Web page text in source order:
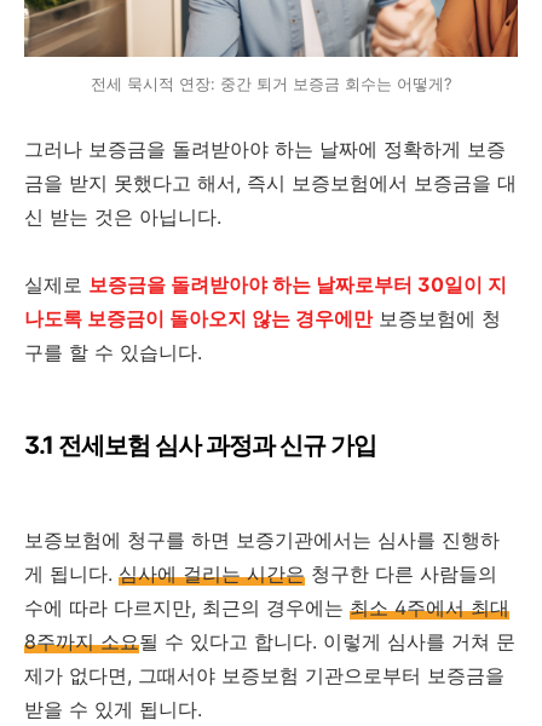
전세 묵시적 연장: 중간 퇴거 보증금 회수는 어떻게?
그러나 보증금을 돌려받아야 하는 날짜에 정확하게 보증
금을 받지 못했다고 해서, 즉시 보증보험에서 보증금을 대
신 받는 것은 아닙니다.
실제로 보증금을 돌려받아야 하는 날짜로부터 30일이 지
나도록 보증금이 돌아오지 않는 경우에만보증보험에 청
구를 할 수 있습니다.
3.1 전세보험 심사 과정과 신규 가입
보증보험에 청구를 하면 보증기관에서는 심사를 진행하
게 됩니다. 심사에 걸리는 시간은 청구한 다른 사람들의
수에 따라 다르지만, 최근의 경우에는 최소 4주에서 최대
8주까지 소요될 수 있다고 합니다. 이렇게 심사를 거쳐 문
제가 없다면, 그때서야 보증보험 기관으로부터 보증금을
받을 수 있게 됩니다.